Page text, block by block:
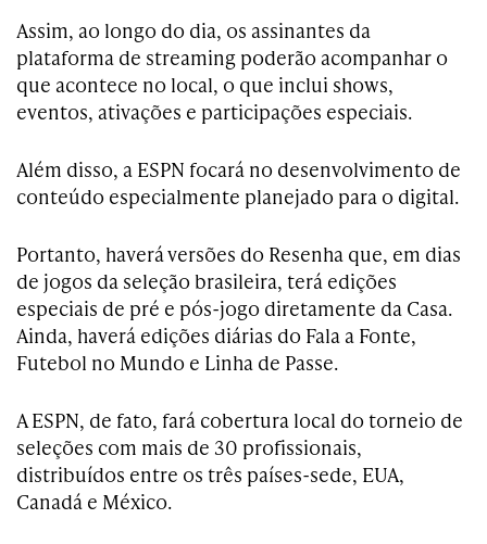
Assim, ao longo do dia, os assinantes da
plataforma de streaming poderão acompanhar o
que acontece no local, o que inclui shows,
eventos, ativações e participações especiais.
Além disso, a ESPN focará no desenvolvimento de
conteúdo especialmente planejado para o digital.
Portanto, haverá versões do Resenha que, em dias
de jogos da seleção brasileira, terá edições
especiais de pré e pós-jogo diretamente da Casa.
Ainda, haverá edições diárias do Fala a Fonte,
Futebol no Mundo e Linha de Passe.
A ESPN, de fato, fará cobertura local do torneio de
seleções com mais de 30 profissionais,
distribuídos entre os três países-sede, EUA,
Canadá e México.